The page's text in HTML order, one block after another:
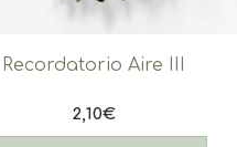
Recordatorio Aire III
2,10€